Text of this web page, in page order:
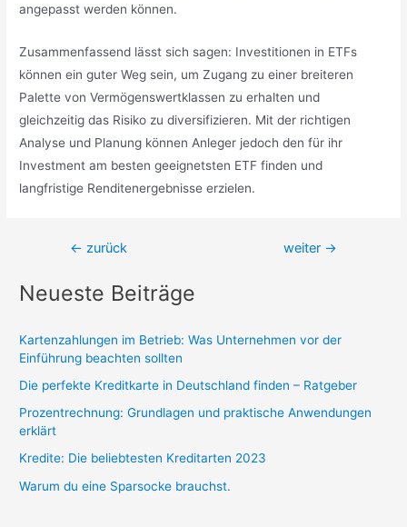
angepasst werden können.
Zusammenfassend lässt sich sagen: Investitionen in ETFs
können ein guter Weg sein, um Zugang zu einer breiteren
Palette von Vermögenswertklassen zu erhalten und
gleichzeitig das Risiko zu diversifizieren. Mit der richtigen
Analyse und Planung können Anleger jedoch den für ihr
Investment am besten geeignetsten ETF finden und
langfristige Renditenergebnisse erzielen.
Beitragsnavigation
← zurück weiter →
Neueste Beiträge
Kartenzahlungen im Betrieb: Was Unternehmen vor der
Einführung beachten sollten
Die perfekte Kreditkarte in Deutschland finden – Ratgeber
Prozentrechnung: Grundlagen und praktische Anwendungen
erklärt
Kredite: Die beliebtesten Kreditarten 2023
Warum du eine Sparsocke brauchst.